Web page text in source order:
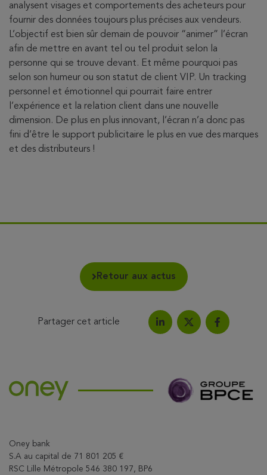
analysent visages et comportements des acheteurs pour
fournir des données toujours plus précises aux vendeurs.
L’objectif est bien sûr demain de pouvoir “animer” l’écran
afin de mettre en avant tel ou tel produit selon la
personne qui se trouve devant. Et même pourquoi pas
selon son humeur ou son statut de client VIP. Un tracking
personnel et émotionnel qui pourrait faire entrer
l’expérience et la relation client dans une nouvelle
dimension. De plus en plus innovant, l’écran n’a donc pas
fini d’être le support publicitaire le plus en vue des marques
et des distributeurs !
Retour aux actus
Partager cet article
Partagez l'article sur
Partagez l'article
Partagez
Oney bank
S.A au capital de 71 801 205 €
RSC Lille Métropole 546 380 197, BP6